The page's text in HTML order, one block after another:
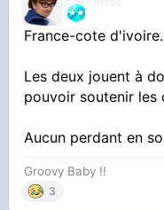
France-cote d'ivoire.
Les deux jouent à
pouvoir soutenir les
Aucun perdant en
Groovy Baby !!
3